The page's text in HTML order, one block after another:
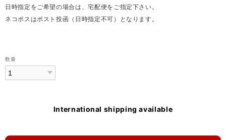
日時指定をご希望の場合は、宅配便をご指定下さい。
ネコポスはポスト投函（日時指定不可）となります。
数量
International shipping available